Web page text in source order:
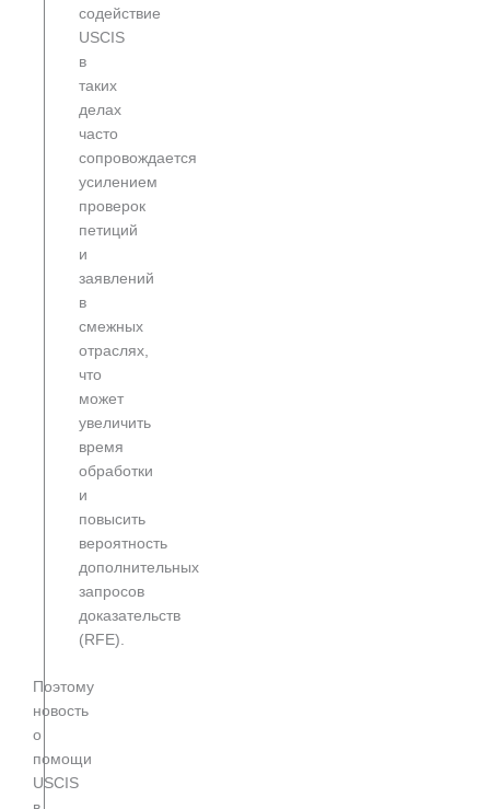
содействие
USCIS
в
таких
делах
часто
сопровождается
усилением
проверок
петиций
и
заявлений
в
смежных
отраслях,
что
может
увеличить
время
обработки
и
повысить
вероятность
дополнительных
запросов
доказательств
(RFE).
Поэтому
новость
о
помощи
USCIS